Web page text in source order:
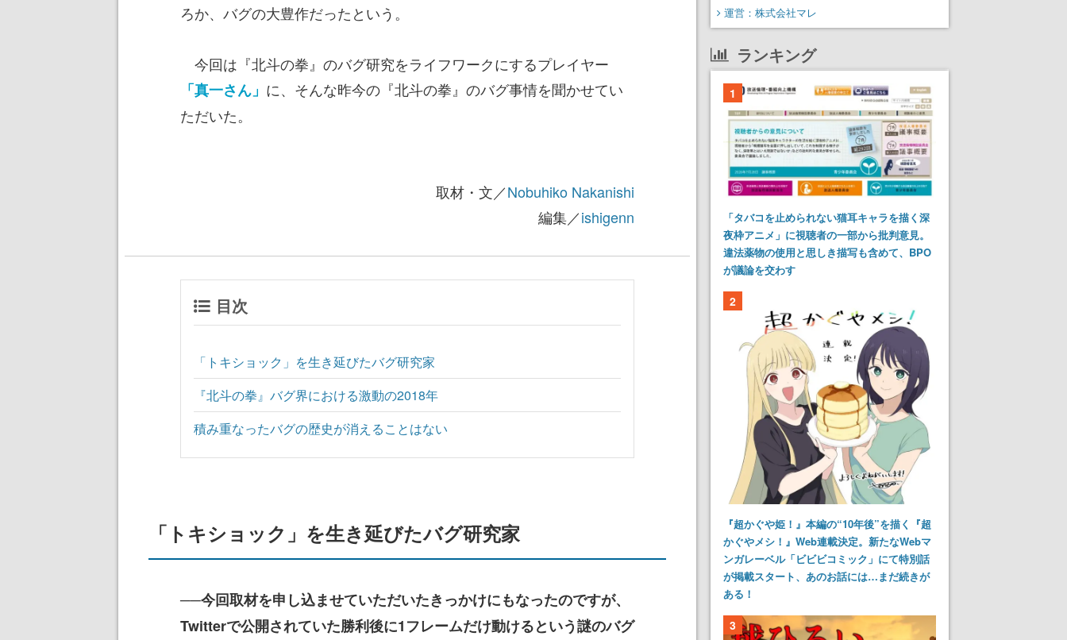
ろか、バグの大豊作だったという。
今回は『北斗の拳』のバグ研究をライフワークにするプレイヤー
「真一さん」 に、そんな昨今の『北斗の拳』のバグ事情を聞かせてい
ただいた。
取材・文／Nobuhiko Nakanishi
編集／ishigenn
目次
「トキショック」を生き延びたバグ研究家
『北斗の拳』バグ界における激動の2018年
積み重なったバグの歴史が消えることはない
「トキショック」を生き延びたバグ研究家
──今回取材を申し込ませていただいたきっかけにもなったのですが、
Twitterで公開されていた勝利後に1フレームだけ動けるという謎のバグ
運営：株式会社マレ
ランキング
1
「タバコを止められない猫耳キャラを描く深
夜枠アニメ」に視聴者の一部から批判意見。
違法薬物の使用と思しき描写も含めて、BPO
が議論を交わす
2
『超かぐや姫！』本編の“10年後”を描く『超
かぐやメシ！』Web連載決定。新たなWebマ
ンガレーベル「ビビビコミック」にて特別話
が掲載スタート、あのお話には…まだ続きが
ある！
3